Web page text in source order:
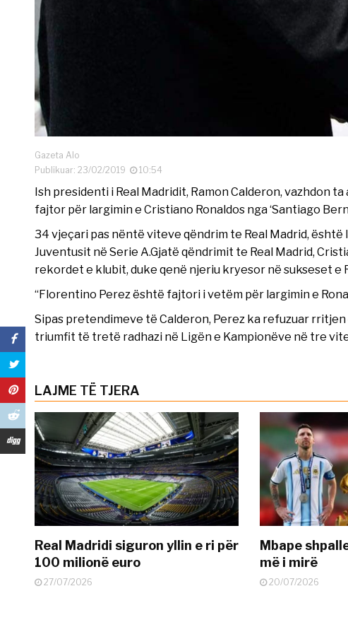
Gazeta Alo
Publikuar: 23/02/2019
10:54
Ish presidenti i Real Madridit, Ramon Calderon, vazhdon
fajtor për largimin e Cristiano Ronaldos nga ‘Santiago
34 vjeçari pas nëntë viteve qëndrim te Real Madrid, është
Juventusit në Serie A.Gjatë qëndrimit te Real Madrid,
rekordet e klubit, duke qenë njeriu kryesor në sukseset e
“Florentino Perez është fajtori i vetëm për largimin e
Sipas pretendimeve të Calderon, Perez ka refuzuar
triumfit të tretë radhazi në Ligën e Kampionëve në tre
LAJME TË TJERA
Real Madridi siguron yllin e ri për
100 milionë euro
27/07/2026
Mbape
më i mirë
20/07/2026